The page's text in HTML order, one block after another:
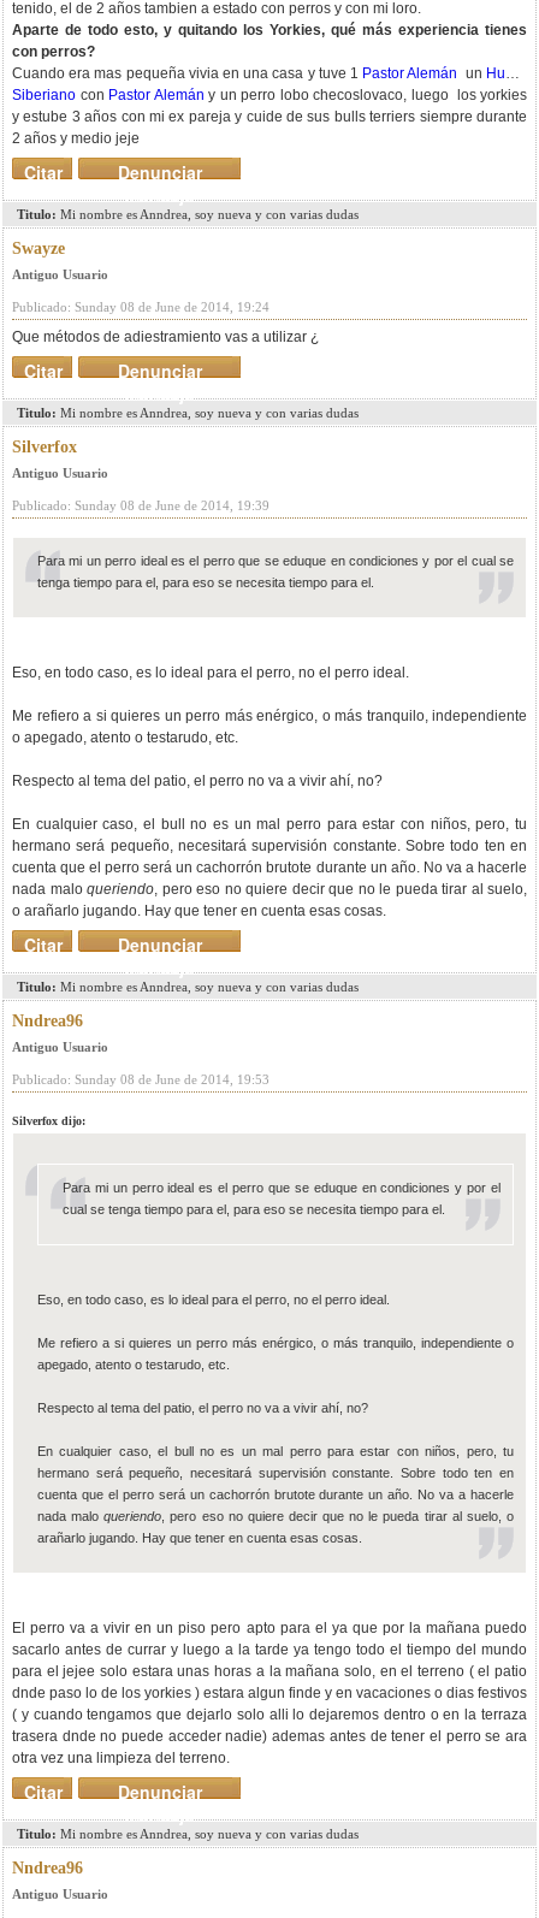
tenido, el de 2 años tambien a estado con perros y con mi loro.
Aparte de todo esto, y quitando los Yorkies, qué más experiencia tienes
con perros?
Cuando era mas pequeña vivia en una casa y tuve 1 Pastor Alemán un Husky
Siberiano con Pastor Alemán y un perro lobo checoslovaco, luego los yorkies
y estube 3 años con mi ex pareja y cuide de sus bulls terriers siempre durante
2 años y medio jeje
Denunciar
mensaje
Citar
Titulo: Mi nombre es Anndrea, soy nueva y con varias dudas
Swayze
Antiguo Usuario
Publicado: Sunday 08 de June de 2014, 19:24
Que métodos de adiestramiento vas a utilizar ¿
Denunciar
mensaje
Citar
Titulo: Mi nombre es Anndrea, soy nueva y con varias dudas
Silverfox
Antiguo Usuario
Publicado: Sunday 08 de June de 2014, 19:39
Para mi un perro ideal es el perro que se eduque en condiciones y por el cual se
tenga tiempo para el, para eso se necesita tiempo para el.
Eso, en todo caso, es lo ideal para el perro, no el perro ideal.
Me refiero a si quieres un perro más enérgico, o más tranquilo, independiente
o apegado, atento o testarudo, etc.
Respecto al tema del patio, el perro no va a vivir ahí, no?
En cualquier caso, el bull no es un mal perro para estar con niños, pero, tu
hermano será pequeño, necesitará supervisión constante. Sobre todo ten en
cuenta que el perro será un cachorrón brutote durante un año. No va a hacerle
nada malo queriendo, pero eso no quiere decir que no le pueda tirar al suelo,
o arañarlo jugando. Hay que tener en cuenta esas cosas.
Denunciar
mensaje
Citar
Titulo: Mi nombre es Anndrea, soy nueva y con varias dudas
Nndrea96
Antiguo Usuario
Publicado: Sunday 08 de June de 2014, 19:53
Silverfox dijo:
Para mi un perro ideal es el perro que se eduque en condiciones y por el
cual se tenga tiempo para el, para eso se necesita tiempo para el.
Eso, en todo caso, es lo ideal para el perro, no el perro ideal.
Me refiero a si quieres un perro más enérgico, o más tranquilo, independiente o
apegado, atento o testarudo, etc.
Respecto al tema del patio, el perro no va a vivir ahí, no?
En cualquier caso, el bull no es un mal perro para estar con niños, pero, tu
hermano será pequeño, necesitará supervisión constante. Sobre todo ten en
cuenta que el perro será un cachorrón brutote durante un año. No va a hacerle
nada maloqueriendo , pero eso no quiere decir que no le pueda tirar al suelo, o
arañarlo jugando. Hay que tener en cuenta esas cosas.
El perro va a vivir en un piso pero apto para el ya que por la mañana puedo
sacarlo antes de currar y luego a la tarde ya tengo todo el tiempo del mundo
para el jejee solo estara unas horas a la mañana solo, en el terreno ( el patio
dnde paso lo de los yorkies ) estara algun finde y en vacaciones o dias festivos
( y cuando tengamos que dejarlo solo alli lo dejaremos dentro o en la terraza
trasera dnde no puede acceder nadie) ademas antes de tener el perro se ara
otra vez una limpieza del terreno.
Denunciar
mensaje
Citar
Titulo: Mi nombre es Anndrea, soy nueva y con varias dudas
Nndrea96
Antiguo Usuario